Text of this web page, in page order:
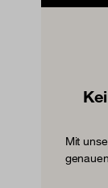
Mit